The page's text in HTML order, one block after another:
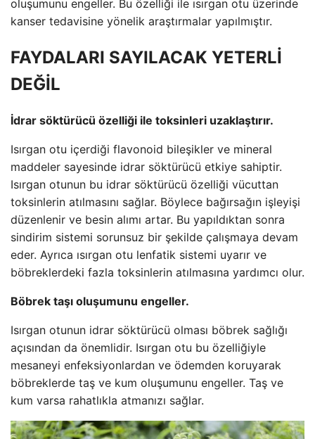
oluşumunu engeller. Bu özelliği ile ısırgan otu üzerinde
kanser tedavisine yönelik araştırmalar yapılmıştır.
FAYDALARI SAYILACAK YETERLİ
DEĞİL
İdrar söktürücü özelliği ile toksinleri uzaklaştırır.
Isırgan otu içerdiği flavonoid bileşikler ve mineral
maddeler sayesinde idrar söktürücü etkiye sahiptir.
Isırgan otunun bu idrar söktürücü özelliği vücuttan
toksinlerin atılmasını sağlar. Böylece bağırsağın işleyişi
düzenlenir ve besin alımı artar. Bu yapıldıktan sonra
sindirim sistemi sorunsuz bir şekilde çalışmaya devam
eder. Ayrıca ısırgan otu lenfatik sistemi uyarır ve
böbreklerdeki fazla toksinlerin atılmasına yardımcı olur.
Böbrek taşı oluşumunu engeller.
Isırgan otunun idrar söktürücü olması böbrek sağlığı
açısından da önemlidir. Isırgan otu bu özelliğiyle
mesaneyi enfeksiyonlardan ve ödemden koruyarak
böbreklerde taş ve kum oluşumunu engeller. Taş ve
kum varsa rahatlıkla atmanızı sağlar.